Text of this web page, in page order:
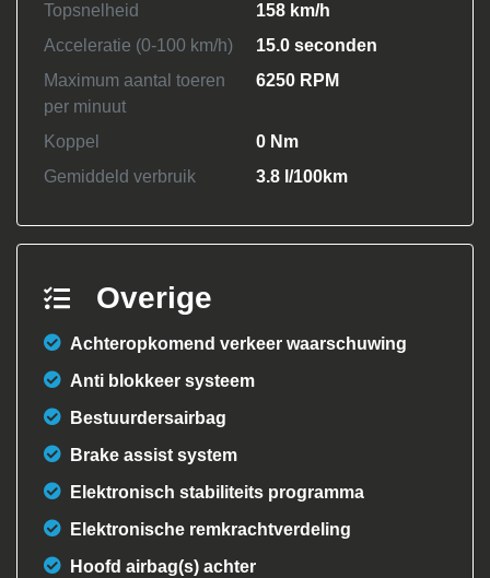
Topsnelheid
158 km/h
Acceleratie (0-100 km/h)
15.0 seconden
Maximum aantal toeren
per minuut
6250 RPM
Koppel
0 Nm
Gemiddeld verbruik
3.8 l/100km
Overige
Achteropkomend verkeer waarschuwing
Anti blokkeer systeem
Bestuurdersairbag
Brake assist system
Elektronisch stabiliteits programma
Elektronische remkrachtverdeling
Hoofd airbag(s) achter